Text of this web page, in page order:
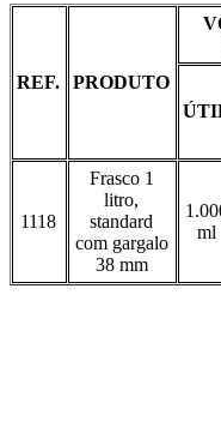
REF. PRODUTO
1118
Frasco 1
litro,
standard
com gargalo
38 mm
ml